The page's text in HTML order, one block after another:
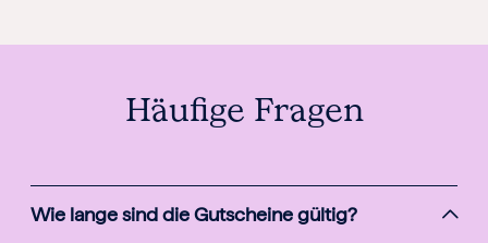
Häufige Fragen
Wie lange sind die Gutscheine gültig?